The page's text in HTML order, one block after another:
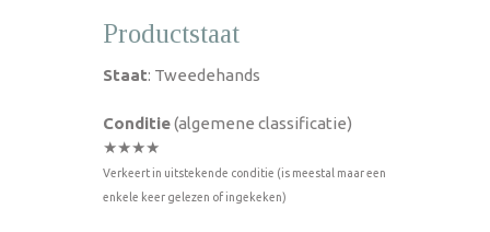
Productstaat
Staat: Tweedehands
Conditie(algemene classificatie)
★★★★
Verkeert in uitstekende conditie (is meestal maar een
enkele keer gelezen of ingekeken)